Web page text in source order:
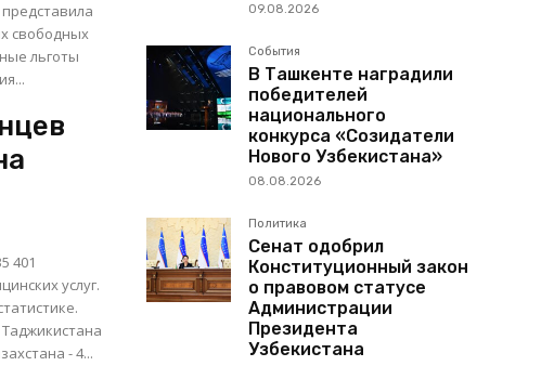
свободных
льготы
401
услуг.
Кыргызстана - 9 552 человека; Казахстана - 4...
09.08.2026
События
В Ташкенте наградили
победителей
национального
конкурса «Созидатели
Нового Узбекистана»
08.08.2026
Политика
Сенат одобрил
Конституционный закон
о правовом статусе
Администрации
Президента
Узбекистана